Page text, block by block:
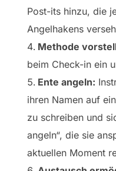
Post-its hinzu, die
Angelhakens
Methode
beim Check-in ein
Ente angeln:
ihren Namen auf
zu schreiben und
angeln“, die sie
aktuellen Moment